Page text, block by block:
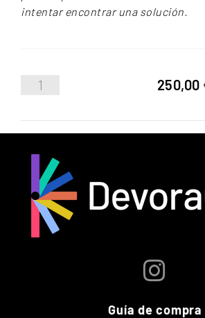
intentar encontrar una solución.
250,00
Guía de compra